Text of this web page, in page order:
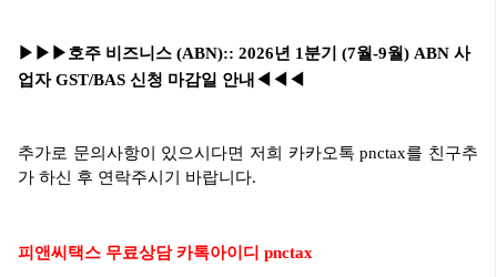
▶▶▶호주 비즈니스 (ABN):: 2026년 1분기 (7월-9월) ABN 사
업자 GST/BAS 신청 마감일 안내 ◀◀◀
추가로 문의사항이 있으시다면 저희 카카오톡 pnctax를 친구추
가 하신 후 연락주시기 바랍니다.
피앤씨택스 무료상담 카톡아이디 pnctax